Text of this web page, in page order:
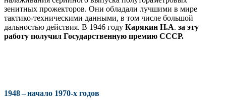
зенитных прожекторов. Они обладали лучшими в мире
тактико-техническими данными, в том числе большой
дальностью действия. В 1946 году Карякин Н.А. за эту
работу получил Государственную премию СССР.
1948 – начало 1970-х годов